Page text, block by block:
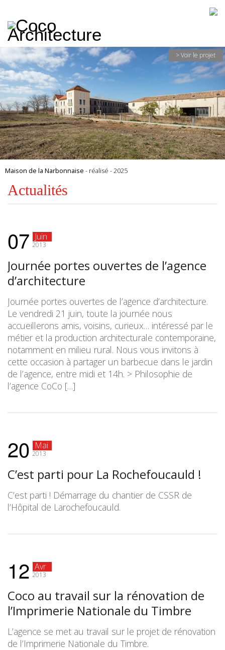
Architecture
architecture,
urbanisme,
etc.
Maison de la Narbonnaise - réalisé - 2025
> Voir le projet
Actualités
07 Juin
2013
Journée portes ouvertes de l’agence
d’architecture
Journée portes ouvertes de l’agence d’architecture.
Le vendredi 21 juin, toute la journée nous
accueillerons amis, voisins, curieux… intéressé par le
métier et la production architecturale contemporaine,
notamment en milieu rural. Nous vous invitons à
cette occasion à partager un barbecue dans le jardin
de l’agence, entre midi et 14h. > Philosophie de
l’agence CoCo […]
20 Mai
2013
C’est parti pour La Rochefoucauld !
C’est parti ! Démarrage du chantier de CSSR de
l’Hôpital de Larochefoucauld.
12 Avr
2013
Coco au travail sur la rénovation de
l’Imprimerie Nationale du Timbre
L’agence se met au travail sur le projet de rénovation
de l’Imprimerie Nationale du Timbre.